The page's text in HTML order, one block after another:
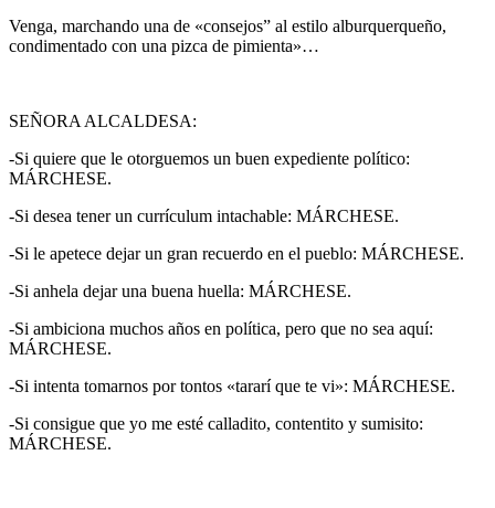
Venga, marchando una de «consejos” al estilo alburquerqueño,
condimentado con una pizca de pimienta»…
SEÑORA ALCALDESA:
-Si quiere que le otorguemos un buen expediente político:
MÁRCHESE.
-Si desea tener un currículum intachable: MÁRCHESE.
-Si le apetece dejar un gran recuerdo en el pueblo: MÁRCHESE.
-Si anhela dejar una buena huella: MÁRCHESE.
-Si ambiciona muchos años en política, pero que no sea aquí:
MÁRCHESE.
-Si intenta tomarnos por tontos «tararí que te vi»: MÁRCHESE.
-Si consigue que yo me esté calladito, contentito y sumisito:
MÁRCHESE.